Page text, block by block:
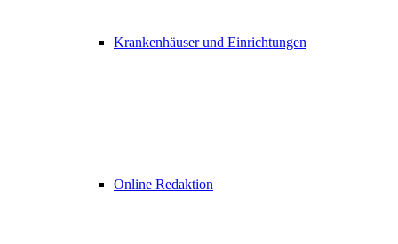
Krankenhäuser und Einrichtungen
Online Redaktion